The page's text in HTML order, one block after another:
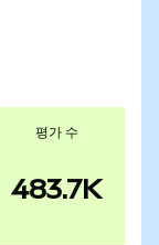
평가 수
483.7K